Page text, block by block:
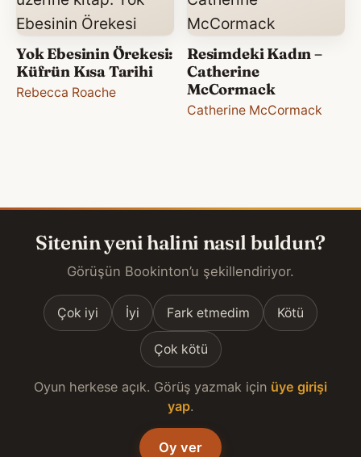
Yok Ebesinin Örekesi:
Küfrün Kısa Tarihi
Rebecca Roache
Resimdeki Kadın –
Catherine
McCormack
Catherine McCormack
Sitenin yeni halini nasıl buldun?
Görüşün Bookinton’u şekillendiriyor.
Çok iyi İyi Fark etmedim Kötü
Çok kötü
Oyun herkese açık. Görüş yazmak için üye girişi
yap.
Oy ver